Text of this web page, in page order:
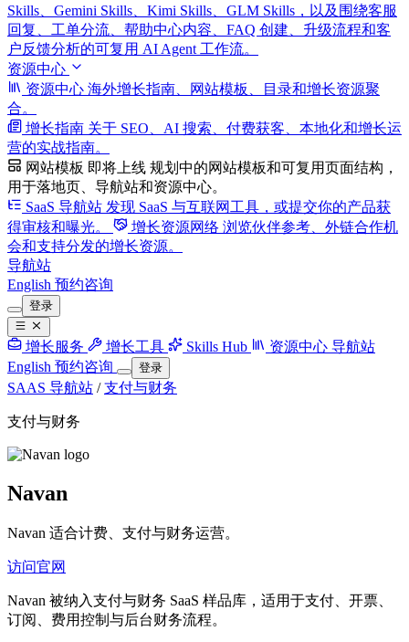
Skills、Gemini Skills、Kimi Skills、GLM Skills，以及围绕客服
回复、工单分流、帮助中心内容、FAQ 创建、升级流程和客
户反馈分析的可复用 AI Agent 工作流。
资源中心
资源中心 海外增长指南、网站模板、目录和增长资源聚
合。
增长指南 关于 SEO、AI 搜索、付费获客、本地化和增长运
营的实战指南。
网站模板 即将上线 规划中的网站模板和可复用页面结构，
用于落地页、导航站和资源中心。
SaaS 导航站 发现 SaaS 与互联网工具，或提交你的产品获
得审核和曝光。
增长资源网络 浏览伙伴参考、外链合作机
会和支持分发的增长资源。
导航站
English 预约咨询
登录
增长服务 增长工具 Skills Hub 资源中心 导航站
English 预约咨询 登录
SAAS 导航站 / 支付与财务
支付与财务
Navan
Navan 适合计费、支付与财务运营。
访问官网
Navan 被纳入支付与财务 SaaS 样品库，适用于支付、开票、
订阅、费用控制与后台财务流程。